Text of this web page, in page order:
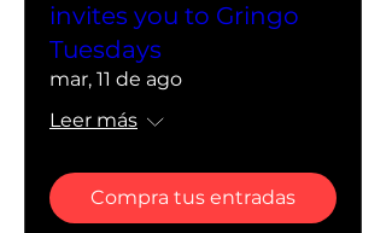
invites you to Gringo
Tuesdays
mar, 11 de ago
Leer más
Compra tus entradas